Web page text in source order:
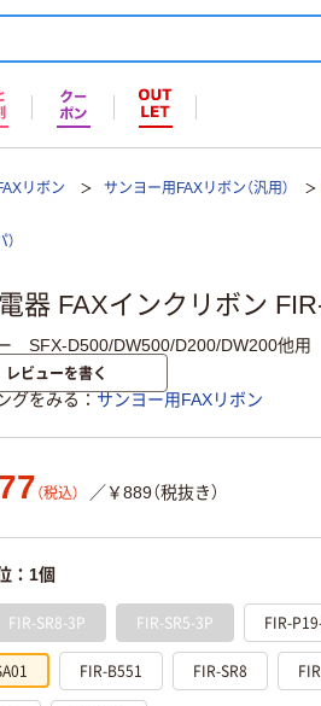
リボン サンヨー用FAXリボン（汎用）
器 FAXインクリボン FIR-
SFX-D500/DW500/D200/DW200他用
レビューを書く
グをみる サンヨー用FAXリボン
（税込） ／￥889（税抜き）
：1個
FIR-SR8-3P FIR-SR5-3P FIR-
FIR-B551 FIR-SR8